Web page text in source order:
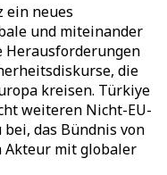
ein neues
und miteinander
die
kreisen. Türkiye
weiteren Nicht-EU-
das Bündnis von
Akteur mit globaler